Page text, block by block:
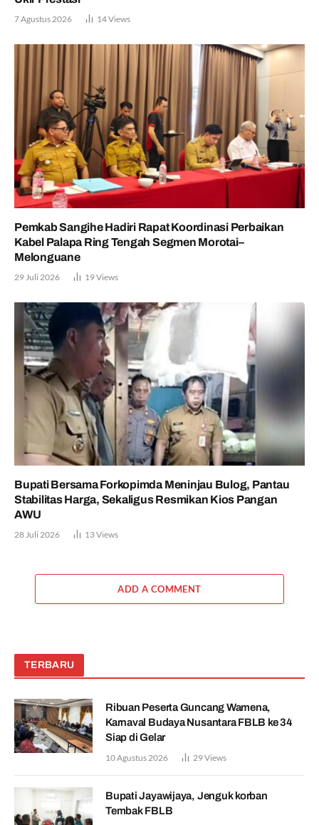
7 Agustus 2026 14Views
Pemkab Sangihe Hadiri Rapat Koordinasi Perbaikan
Kabel Palapa Ring Tengah Segmen Morotai–
Melonguane
29 Juli 2026 19Views
Bupati Bersama Forkopimda Meninjau Bulog, Pantau
Stabilitas Harga, Sekaligus Resmikan Kios Pangan
AWU
28 Juli 2026 13Views
ADD A COMMENT
TERBARU
Ribuan Peserta Guncang Wamena,
Karnaval Budaya Nusantara FBLB ke 34
Siap di Gelar
10 Agustus 2026 29Views
Bupati Jayawijaya, Jenguk korban
Tembak FBLB